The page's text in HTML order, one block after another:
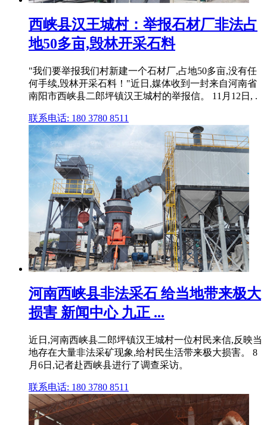
西峡县汉王城村：举报石材厂非法占
地50多亩,毁林开采石料
"我们要举报我们村新建一个石材厂,占地50多亩,没有任
何手续,毁林开采石料！"近日,媒体收到一封来自河南省
南阳市西峡县二郎坪镇汉王城村的举报信。 11月12日, .
联系电话: 180 3780 8511
河南西峡县非法采石 给当地带来极大
损害 新闻中心 九正 ...
近日,河南西峡县二郎坪镇汉王城村一位村民来信,反映当
地存在大量非法采矿现象,给村民生活带来极大损害。 8
月6日,记者赴西峡县进行了调查采访。
联系电话: 180 3780 8511